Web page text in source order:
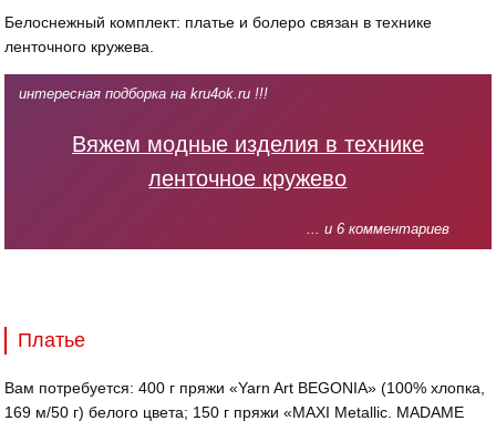
Белоснежный комплект: платье и болеро связан в технике
ленточного кружева.
интересная подборка на kru4ok.ru !!!
Вяжем модные изделия в технике
ленточное кружево
... и 6 комментариев
Платье
Вам потребуется: 400 г пряжи «Yarn Art BEGONIA» (100% хлопка,
169 м/50 г) белого цвета; 150 г пряжи «MAXI Metallic. MADAME